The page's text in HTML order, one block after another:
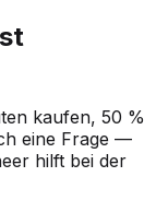
kaufen, 50 %
eine Frage —
hilft bei der